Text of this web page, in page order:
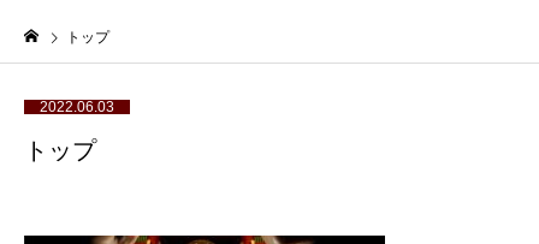
トップ
2022.06.03
トップ